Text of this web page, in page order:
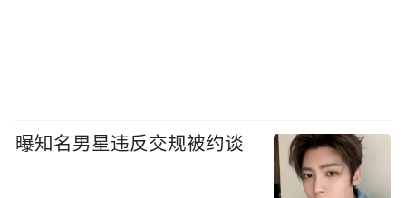
曝知名男星违反交规被约谈